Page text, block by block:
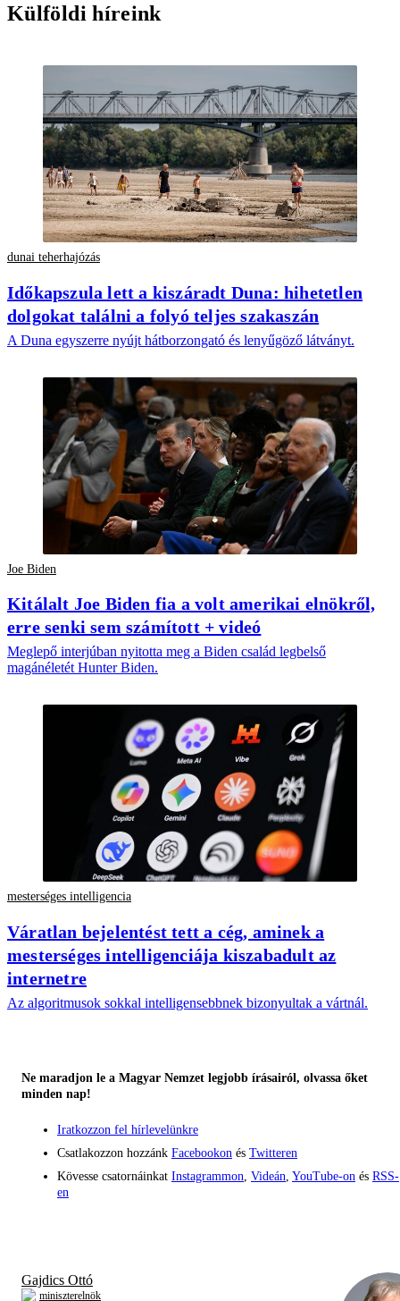
Külföldi híreink
dunai teherhajózás
Időkapszula lett a kiszáradt Duna: hihetetlen
dolgokat találni a folyó teljes szakaszán
A Duna egyszerre nyújt hátborzongató és lenyűgöző látványt.
Joe Biden
Kitálalt Joe Biden fia a volt amerikai elnökről,
erre senki sem számított + videó
Meglepő interjúban nyitotta meg a Biden család legbelső
magánéletét Hunter Biden.
mesterséges intelligencia
Váratlan bejelentést tett a cég, aminek a
mesterséges intelligenciája kiszabadult az
internetre
Az algoritmusok sokkal intelligensebbnek bizonyultak a vártnál.
Ne maradjon le a Magyar Nemzet legjobb írásairól, olvassa őket
minden nap!
Iratkozzon fel hírlevelünkre
Csatlakozzon hozzánk Facebookon és Twitteren
Kövesse csatornáinkat Instagrammon Videán YouTube-on és RSS-
en
Gajdics Ottó
miniszterelnök